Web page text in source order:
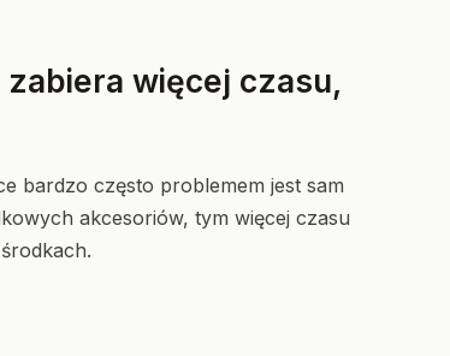
więcej czasu,
bardzo często problemem jest sam
akcesoriów, tym więcej czasu